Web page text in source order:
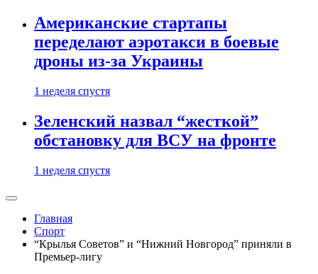
Американские стартапы
переделают аэротакси в боевые
дроны из-за Украины
1 неделя спустя
Зеленский назвал “жесткой”
обстановку для ВСУ на фронте
1 неделя спустя
Главная
Спорт
“Крылья Советов” и “Нижний Новгород” приняли в
Премьер-лигу